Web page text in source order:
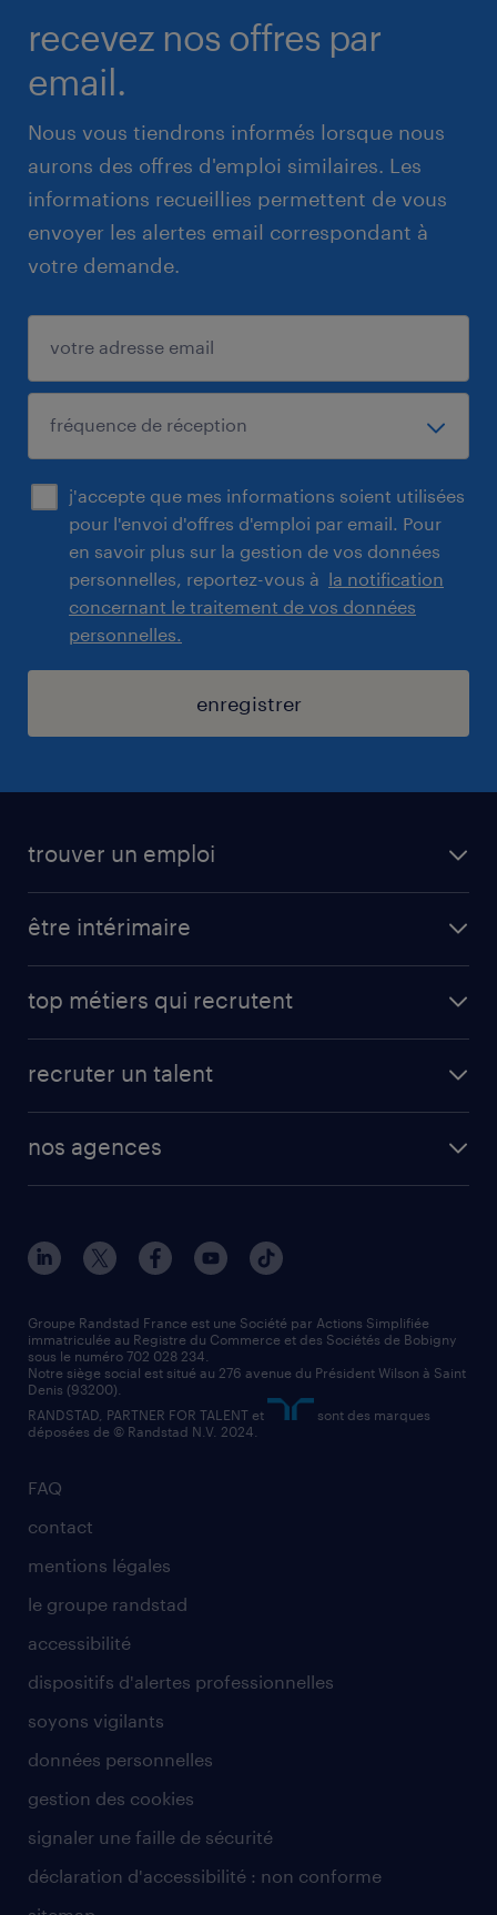
recevez nos offres par
email.
Nous vous tiendrons informés lorsque nous
aurons des offres d'emploi similaires. Les
informations recueillies permettent de vous
envoyer les alertes email correspondant à
votre demande.
j'accepte que mes informations soient utilisées
pour l'envoi d'offres d'emploi par email. Pour
en savoir plus sur la gestion de vos données
personnelles, reportez-vous à la notification
concernant le traitement de vos données
personnelles.
enregistrer
trouver un emploi
créer un compte candidat
être intérimaire
app talent / portail web
top métiers qui recrutent
manutentionnaire
assistant administratif
comptable
recruter un talent
solutions opérationnelles
contact entreprise
faq intérim / recrutement
nos agences
nos agences par ville
nos agences par région
nos cabinets de recrutement
FAQ
contact
mentions légales
le groupe randstad
accessibilité
dispositifs d'alertes professionnelles
soyons vigilants
données personnelles
gestion des cookies
signaler une faille de sécurité
déclaration d'accessibilité : non conforme
Groupe Randstad France est une Société par Actions Simplifiée
immatriculée au Registre du Commerce et des Sociétés de Bobigny
sous le numéro 702 028 234.
Notre siège social est situé au 276 avenue du Président Wilson à Saint
Denis (93200).
RANDSTAD, PARTNER FOR TALENT et
sont des marques
déposées de © Randstad N.V. 2024.